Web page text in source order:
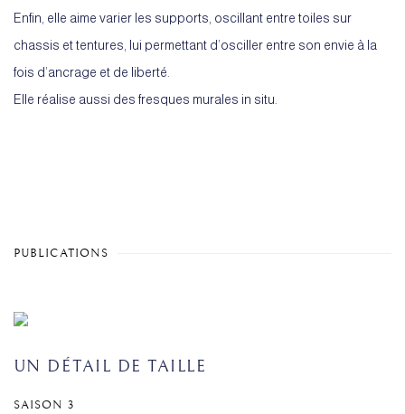
Enfin, elle aime varier les supports, oscillant entre toiles sur
chassis et tentures, lui permettant d’osciller entre son envie à la
fois d’ancrage et de liberté.
Elle réalise aussi des fresques murales in situ.
PUBLICATIONS
UN DÉTAIL DE TAILLE
SAISON 3